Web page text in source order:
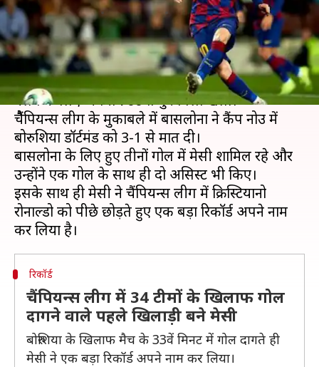
लेखन Neeraj Pandey Nov 28, 2019 12:07 pm
क्या है खबर?
बार्सिलोना के स्टार खिलाड़ी लियोनल मेसी ने बीती रात
क्लब के लिए अपना 700वां मुकाबला खेला।
चैैंपियन्स लीग के मुकाबले में बार्सिलोना ने कैंप नोउ में
बोरुशिया डॉर्टमंड को 3-1 से मात दी।
बार्सिलोना के लिए हुए तीनों गोल में मेसी शामिल रहे और
उन्होंने एक गोल के साथ ही दो असिस्ट भी किए।
इसके साथ ही मेसी ने चैंपियन्स लीग में क्रिस्टियानो
रोनाल्डो को पीछे छोड़ते हुए एक बड़ा रिकॉर्ड अपने नाम
रिकॉर्ड
चैंपियन्स लीग में 34 टीमों के खिलाफ गोल
दागने वाले पहले खिलाड़ी बने मेसी
बोरुशिया के खिलाफ मैच के 33वें मिनट में गोल दागते ही
मेसी ने एक बड़ा रिकॉर्ड अपने नाम कर लिया।